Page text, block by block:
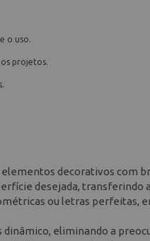
o uso.
projetos.
decorativos com
desejada, transferindo
ou letras perfeitas,
eliminando a